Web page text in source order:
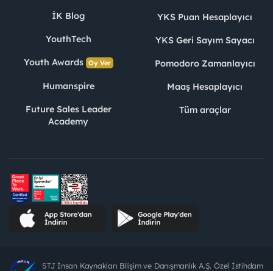
İK Blog
YouthTech
Youth Awards Oy Ver
Humanspire
Future Sales Leader
Academy
YKS Puan Hesaplayıcı
YKS Geri Sayım Sayacı
Pomodoro Zamanlayıcı
Maaş Hesaplayıcı
Tüm araçlar
STJ İnsan Kaynakları Bilişim ve Danışmanlık A.Ş. Özel İstihdam